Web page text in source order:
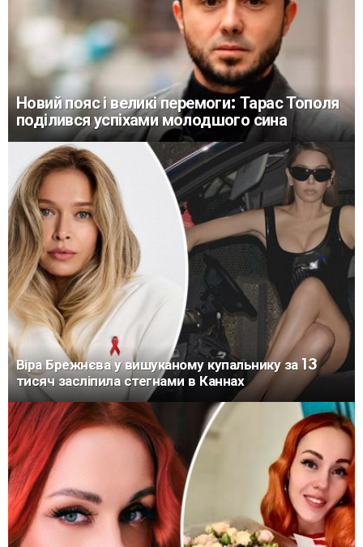
Новий пояс і великі перемоги: Тарас Тополя
поділився успіхами молодшого сина
Віра Брежнєва у вишуканому купальнику за 13
тисяч засліпила стегнами в Каннах